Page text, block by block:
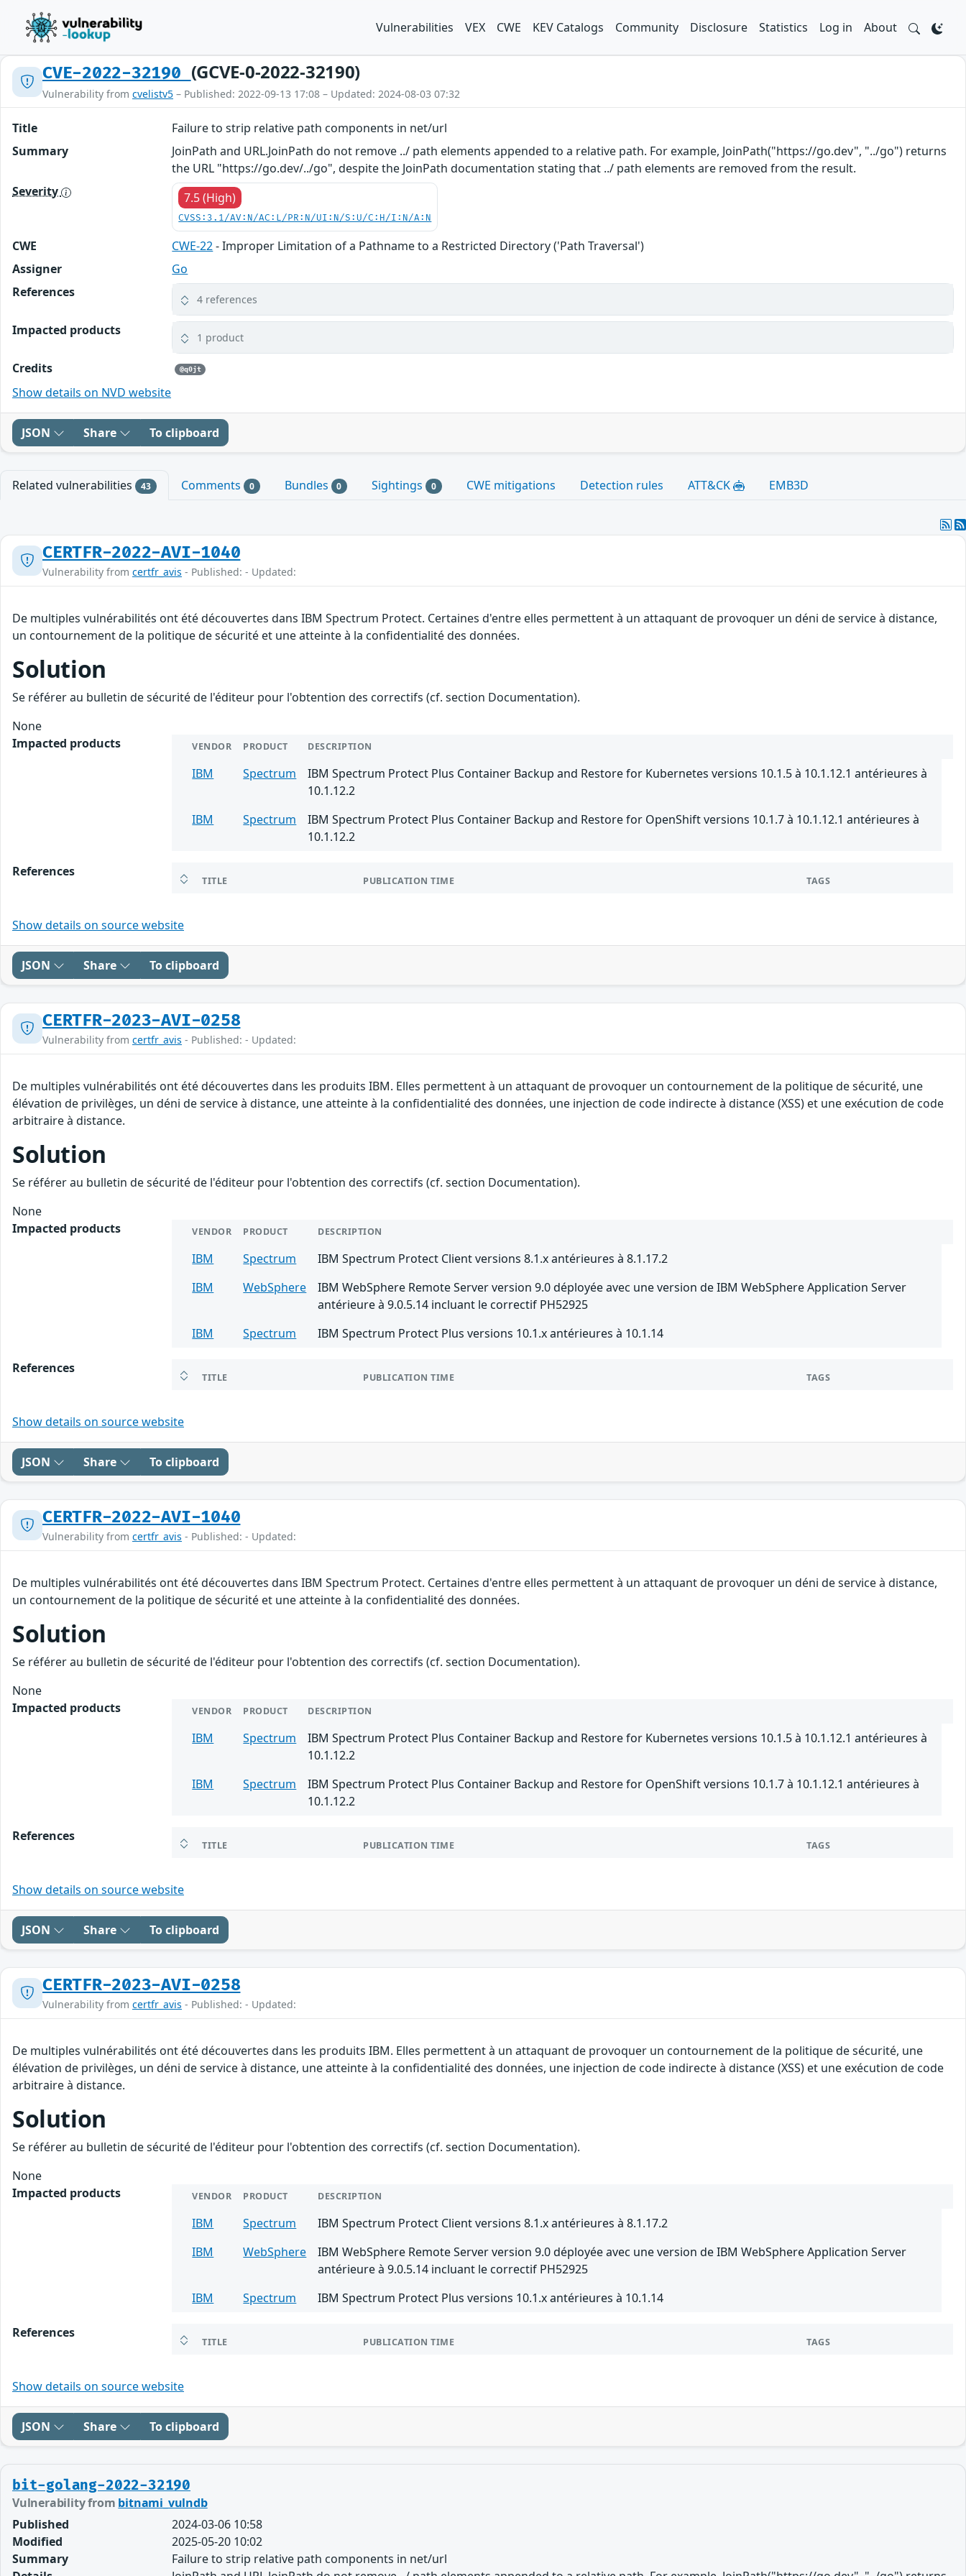
Vulnerabilities VEX CWE KEV Catalogs Community Disclosure Statistics Log in About
CVE-2022-32190 (GCVE-0-2022-32190)
Vulnerability from cvelistv5 – Published: 2022-09-13 17:08 – Updated: 2024-08-03 07:32
Title
Failure to strip relative path components in net/url
Summary
JoinPath and URL.JoinPath do not remove ../ path elements appended to a relative path. For example, JoinPath("https://go.dev", "../go") returns
the URL "https://go.dev/../go", despite the JoinPath documentation stating that ../ path elements are removed from the result.
Severity
7.5 (High)
CVSS:3.1/AV:N/AC:L/PR:N/UI:N/S:U/C:H/I:N/A:N
CWE CWE-22- Improper Limitation of a Pathname to a Restricted Directory ('Path Traversal')
Assigner
Go
References
4 references
Impacted products 1 product
Credits @q0jt
Show details on NVD website
JSON Share To clipboard
Related vulnerabilities 43 Comments 0 Bundles 0 Sightings 0 CWE mitigations Detection rules ATT&CK EMB3D
CERTFR-2022-AVI-1040
Vulnerability from certfr_avis - Published: - Updated:
De multiples vulnérabilités ont été découvertes dans IBM Spectrum Protect. Certaines d'entre elles permettent à un attaquant de provoquer un déni de service à distance,
un contournement de la politique de sécurité et une atteinte à la confidentialité des données.
Solution
Se référer au bulletin de sécurité de l'éditeur pour l'obtention des correctifs (cf. section Documentation).
None
Impacted products
VENDOR PRODUCT DESCRIPTION
IBM Spectrum
IBM Spectrum Protect Plus Container Backup and Restore for Kubernetes versions 10.1.5 à 10.1.12.1 antérieures à
10.1.12.2
IBM
Spectrum
IBM Spectrum Protect Plus Container Backup and Restore for OpenShift versions 10.1.7 à 10.1.12.1 antérieures à
10.1.12.2
References
TITLE PUBLICATION TIME TAGS
Show details on source website
JSON Share To clipboard
CERTFR-2023-AVI-0258
Vulnerability from certfr_avis - Published: - Updated:
De multiples vulnérabilités ont été découvertes dans les produits IBM. Elles permettent à un attaquant de provoquer un contournement de la politique de sécurité, une
élévation de privilèges, un déni de service à distance, une atteinte à la confidentialité des données, une injection de code indirecte à distance (XSS) et une exécution de code
arbitraire à distance.
Solution
Se référer au bulletin de sécurité de l'éditeur pour l'obtention des correctifs (cf. section Documentation).
None
Impacted products
VENDOR PRODUCT DESCRIPTION
IBM Spectrum
IBM Spectrum Protect Client versions 8.1.x antérieures à 8.1.17.2
IBM
WebSphere
IBM WebSphere Remote Server version 9.0 déployée avec une version de IBM WebSphere Application Server
antérieure à 9.0.5.14 incluant le correctif PH52925
IBM
Spectrum IBM Spectrum Protect Plus versions 10.1.x antérieures à 10.1.14
References
TITLE PUBLICATION TIME TAGS
Show details on source website
JSON Share To clipboard
CERTFR-2022-AVI-1040
Vulnerability from certfr_avis - Published: - Updated:
De multiples vulnérabilités ont été découvertes dans IBM Spectrum Protect. Certaines d'entre elles permettent à un attaquant de provoquer un déni de service à distance,
un contournement de la politique de sécurité et une atteinte à la confidentialité des données.
Solution
Se référer au bulletin de sécurité de l'éditeur pour l'obtention des correctifs (cf. section Documentation).
None
Impacted products
VENDOR PRODUCT DESCRIPTION
IBM Spectrum
IBM Spectrum Protect Plus Container Backup and Restore for Kubernetes versions 10.1.5 à 10.1.12.1 antérieures à
10.1.12.2
IBM
Spectrum
IBM Spectrum Protect Plus Container Backup and Restore for OpenShift versions 10.1.7 à 10.1.12.1 antérieures à
10.1.12.2
References
TITLE PUBLICATION TIME TAGS
Show details on source website
JSON Share To clipboard
CERTFR-2023-AVI-0258
Vulnerability from certfr_avis - Published: - Updated:
De multiples vulnérabilités ont été découvertes dans les produits IBM. Elles permettent à un attaquant de provoquer un contournement de la politique de sécurité, une
élévation de privilèges, un déni de service à distance, une atteinte à la confidentialité des données, une injection de code indirecte à distance (XSS) et une exécution de code
arbitraire à distance.
Solution
Se référer au bulletin de sécurité de l'éditeur pour l'obtention des correctifs (cf. section Documentation).
None
Impacted products
VENDOR PRODUCT DESCRIPTION
IBM Spectrum
IBM Spectrum Protect Client versions 8.1.x antérieures à 8.1.17.2
IBM
WebSphere
IBM WebSphere Remote Server version 9.0 déployée avec une version de IBM WebSphere Application Server
antérieure à 9.0.5.14 incluant le correctif PH52925
IBM
Spectrum IBM Spectrum Protect Plus versions 10.1.x antérieures à 10.1.14
References
TITLE PUBLICATION TIME TAGS
Show details on source website
JSON Share To clipboard
bit-golang-2022-32190
Vulnerability from bitnami_vulndb
Published
2024-03-06 10:58
Modified
2025-05-20 10:02
Summary
Failure to strip relative path components in net/url